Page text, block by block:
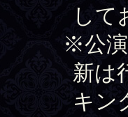
して
※公
新は
キン